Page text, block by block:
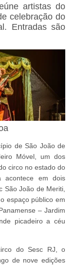
artistas do
celebração do
Entradas são
de São João de
Móvel, um dos
circo no estado do
acontece em dois
São João de Meriti,
espaço público em
– Jardim
picadeiro a céu
do Sesc RJ, o
de nove edições